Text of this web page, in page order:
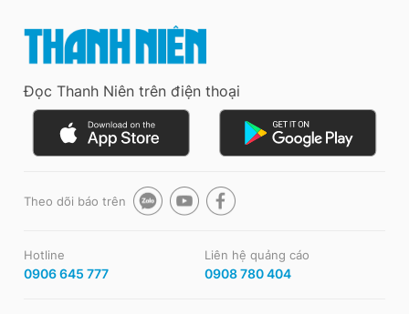
Đọc Thanh Niên trên điện thoại
Theo dõi báo trên
Hotline
0906 645 777
Liên hệ quảng cáo
0908 780 404